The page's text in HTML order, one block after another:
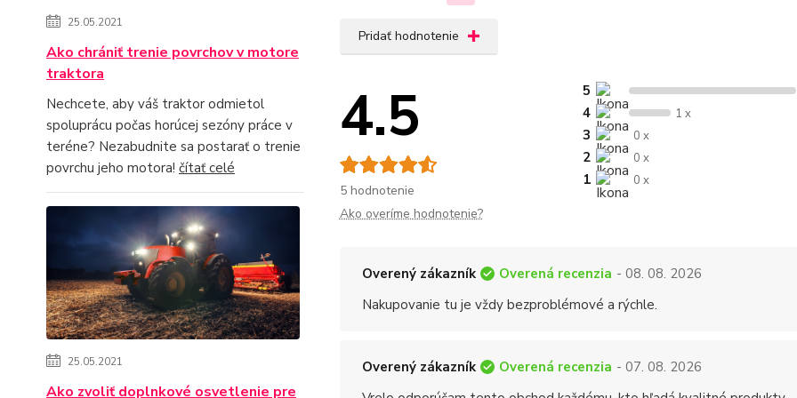
25.05.2021
Ako chrániť trenie povrchov v motore
traktora
Nechcete, aby váš traktor odmietol
spoluprácu počas horúcej sezóny práce v
teréne? Nezabudnite sa postarať o trenie
povrchu jeho motora! čítať celé
25.05.2021
Ako zvoliť doplnkové osvetlenie pre
Pridať hodnotenie
4.5
5 hodnotenie
5
4
1 x
3 0 x
2 0 x
1 0 x
Ako overíme hodnotenie?
Overený zákazník Overená recenzia - 08. 08. 2026
Nakupovanie tu je vždy bezproblémové a rýchle.
Overený zákazník Overená recenzia - 07. 08. 2026